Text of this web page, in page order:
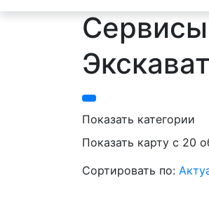
Показать категории
Показать карту с 20
Сортировать по: